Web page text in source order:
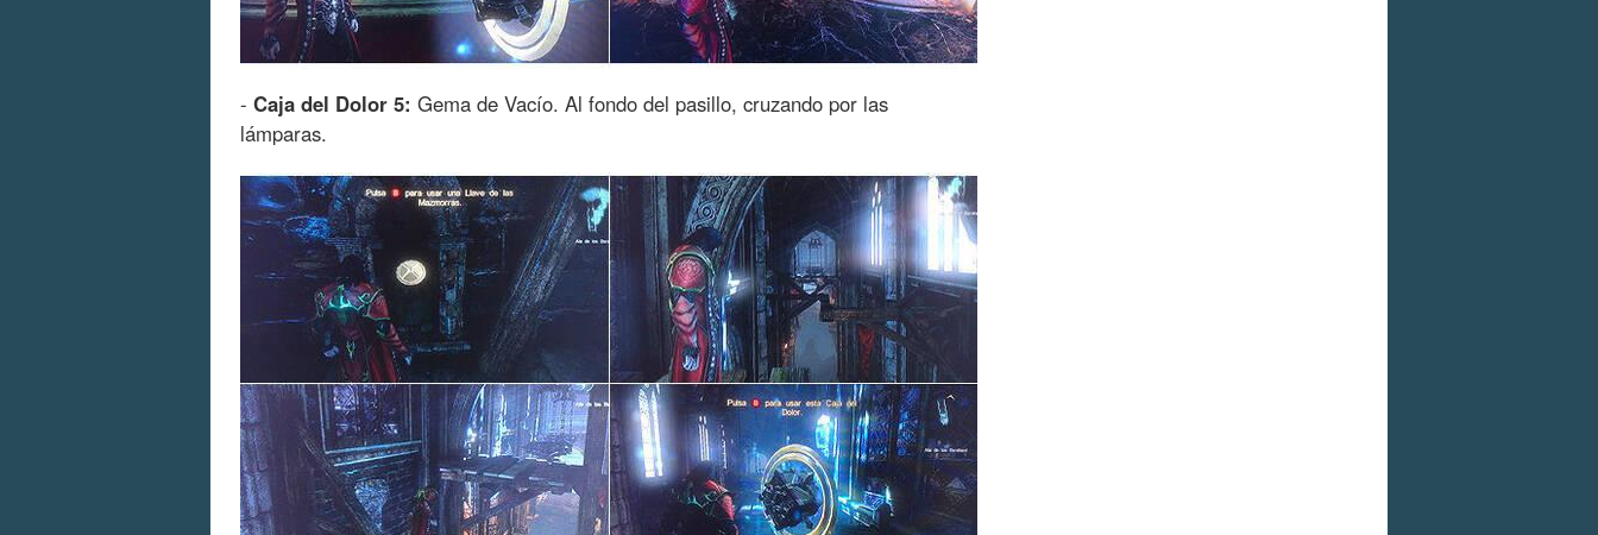
- Caja del Dolor 5: Gema de Vacío. Al fondo del pasillo, cruzando por las
lámparas.